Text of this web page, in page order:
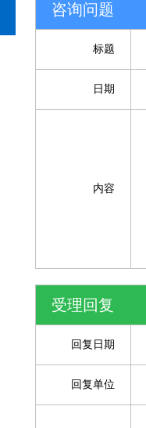
咨询问题
标题
日期
内容
受理回复
回复日期
回复单位